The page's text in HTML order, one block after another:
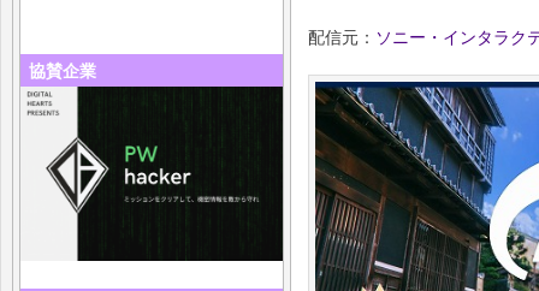
協賛企業
配信元： ソニー・インタラク